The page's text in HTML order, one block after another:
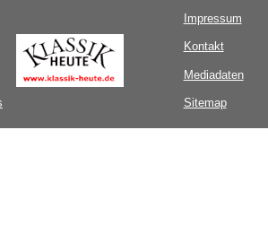
Impressum
Kontakt
Mediadaten
Sitemap